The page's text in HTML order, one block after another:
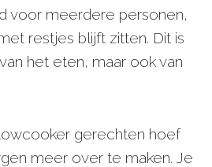
voor meerdere personen,
restjes blijft zitten. Dit is
het eten, maar ook van
gerechten hoef
meer over te maken. Je